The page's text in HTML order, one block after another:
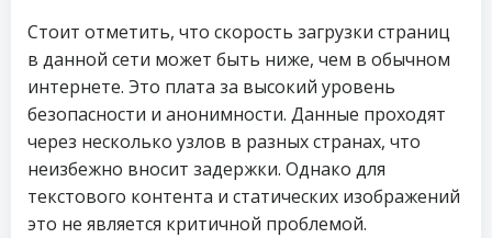
Стоит отметить, что скорость загрузки страниц
в данной сети может быть ниже, чем в обычном
интернете. Это плата за высокий уровень
безопасности и анонимности. Данные проходят
через несколько узлов в разных странах, что
неизбежно вносит задержки. Однако для
текстового контента и статических изображений
это не является критичной проблемой.